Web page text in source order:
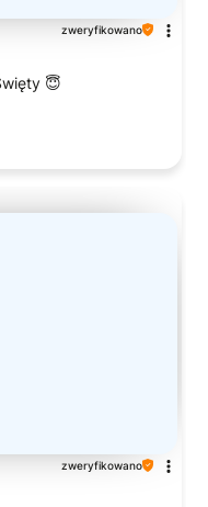
zweryfikowano
😇
zweryfikowano